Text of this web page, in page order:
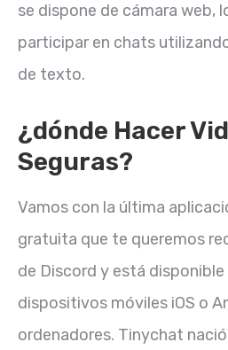
se dispone de cámara web,
participar en chats
de texto.
¿dónde Hacer
Seguras?
Vamos con la última
gratuita que te queremos
de Discord y está
dispositivos móviles iOS o
ordenadores. Tinychat